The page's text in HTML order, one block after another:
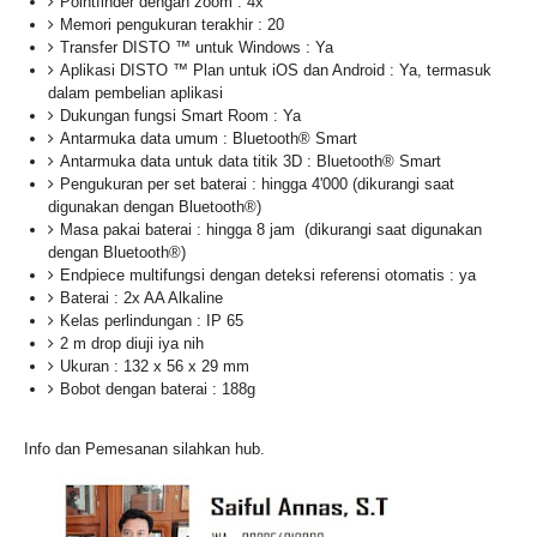
Memori pengukuran terakhir : 20
Transfer DISTO ™ untuk Windows : Ya
Aplikasi DISTO ™ Plan untuk iOS dan Android : Ya, termasuk
dalam pembelian aplikasi
Dukungan fungsi Smart Room : Ya
Antarmuka data umum : Bluetooth® Smart
Antarmuka data untuk data titik 3D : Bluetooth® Smart
Pengukuran per set baterai : hingga 4'000 (dikurangi saat
digunakan dengan Bluetooth®)
Masa pakai baterai : hingga 8 jam (dikurangi saat digunakan
dengan Bluetooth®)
Endpiece multifungsi dengan deteksi referensi otomatis : ya
Baterai : 2x AA Alkaline
Kelas perlindungan : IP 65
2 m drop diuji iya nih
Ukuran : 132 x 56 x 29 mm
Bobot dengan baterai : 188g
Info dan Pemesanan silahkan hub.